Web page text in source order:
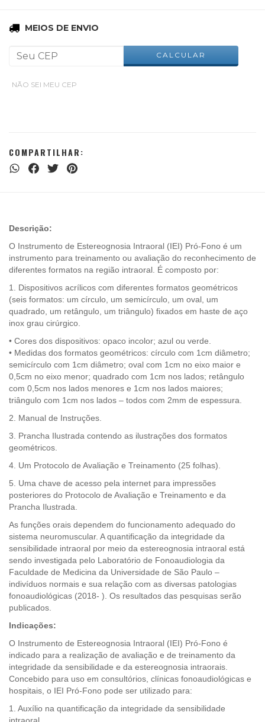
MEIOS DE ENVIO
CALCULAR
NÃO SEI MEU CEP
COMPARTILHAR:
Descrição:
O Instrumento de Estereognosia Intraoral (IEI) Pró-Fono é um
instrumento para treinamento ou avaliação do reconhecimento de
diferentes formatos na região intraoral. É composto por:
1. Dispositivos acrílicos com diferentes formatos geométricos
(seis formatos: um círculo, um semicírculo, um oval, um
quadrado, um retângulo, um triângulo) fixados em haste de aço
inox grau cirúrgico.
• Cores dos dispositivos: opaco incolor; azul ou verde.
• Medidas dos formatos geométricos: círculo com 1cm diâmetro;
semicírculo com 1cm diâmetro; oval com 1cm no eixo maior e
0,5cm no eixo menor; quadrado com 1cm nos lados; retângulo
com 0,5cm nos lados menores e 1cm nos lados maiores;
triângulo com 1cm nos lados – todos com 2mm de espessura.
2. Manual de Instruções.
3. Prancha Ilustrada contendo as ilustrações dos formatos
geométricos.
4. Um Protocolo de Avaliação e Treinamento (25 folhas).
5. Uma chave de acesso pela internet para impressões
posteriores do Protocolo de Avaliação e Treinamento e da
Prancha Ilustrada.
As funções orais dependem do funcionamento adequado do
sistema neuromuscular. A quantificação da integridade da
sensibilidade intraoral por meio da estereognosia intraoral está
sendo investigada pelo Laboratório de Fonoaudiologia da
Faculdade de Medicina da Universidade de São Paulo –
indivíduos normais e sua relação com as diversas patologias
fonoaudiológicas (2018- ). Os resultados das pesquisas serão
publicados.
Indicações:
O Instrumento de Estereognosia Intraoral (IEI) Pró-Fono é
indicado para a realização de avaliação e de treinamento da
integridade da sensibilidade e da estereognosia intraorais.
Concebido para uso em consultórios, clínicas fonoaudiológicas e
hospitais, o IEI Pró-Fono pode ser utilizado para:
1. Auxílio na quantificação da integridade da sensibilidade